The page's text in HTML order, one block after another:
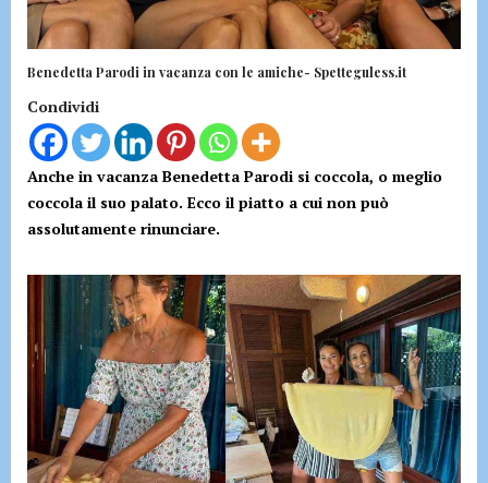
Benedetta Parodi in vacanza con le amiche- Spetteguless.it
Condividi
Anche in vacanza Benedetta Parodi si coccola, o meglio
coccola il suo palato. Ecco il piatto a cui non può
assolutamente rinunciare.